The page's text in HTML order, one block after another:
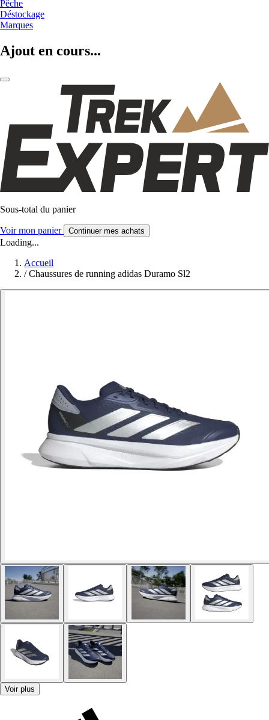
Pêche
Déstockage
Marques
Ajout en cours...
Sous-total du panier
Voir mon panier Continuer mes achats
Loading...
Accueil
/ Chaussures de running adidas Duramo Sl2
Voir plus